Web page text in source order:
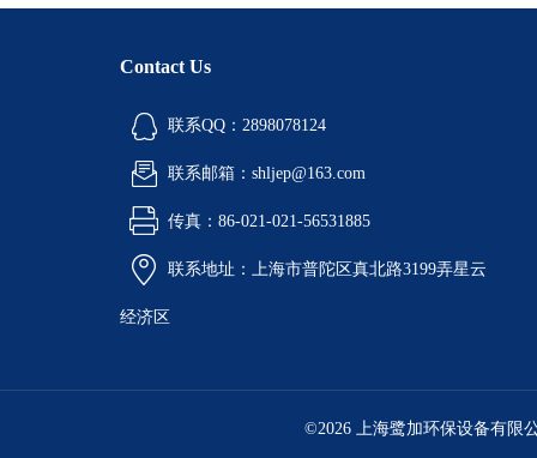
Contact Us
联系QQ：2898078124
联系邮箱：shljep@163.com
传真：86-021-021-56531885
联系地址：上海市普陀区真北路3199弄星云
经济区
©2026 上海鹭加环保设备有限